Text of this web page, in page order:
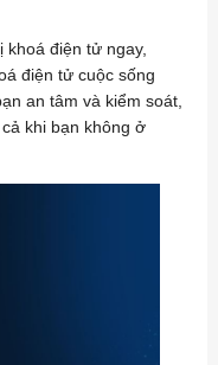
điện tử ngay,
điện tử cuộc sống
an tâm và kiểm soát,
khi bạn không ở